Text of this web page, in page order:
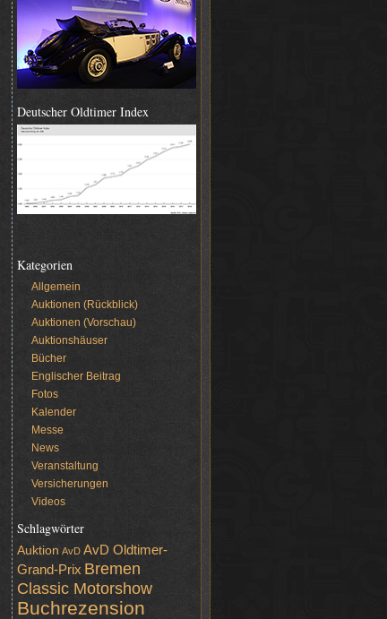
Deutscher Oldtimer Index
Kategorien
Allgemein
Auktionen (Rückblick)
Auktionen (Vorschau)
Auktionshäuser
Bücher
Englischer Beitrag
Fotos
Kalender
Messe
News
Veranstaltung
Versicherungen
Videos
Schlagwörter
Auktion AvD AvD Oldtimer-
Grand-Prix Bremen
Classic Motorshow
Buchrezension